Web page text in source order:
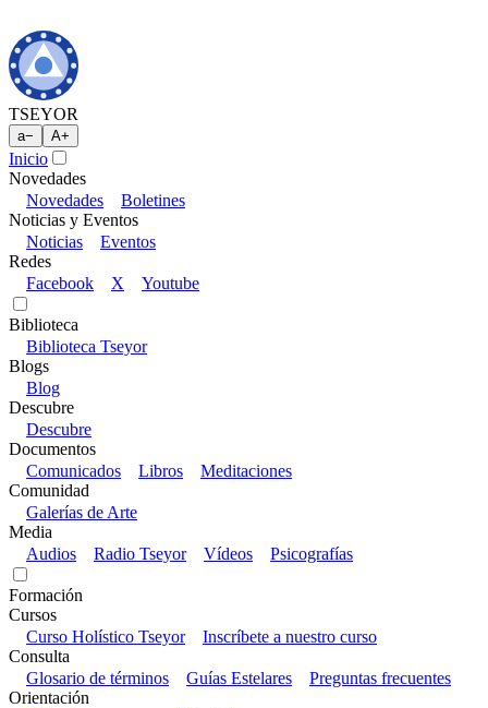
TSEYOR
a− A+
Inicio
Novedades
Novedades
Boletines
Noticias y Eventos
Noticias
Eventos
Redes
Facebook
X Youtube
Biblioteca
Biblioteca Tseyor
Blogs
Blog
Descubre
Descubre
Documentos
Comunicados
Libros
Meditaciones
Comunidad
Galerías de Arte
Media
Audios
Radio Tseyor Vídeos Psicografías
Formación
Cursos
Curso Holístico Tseyor
Inscríbete a nuestro curso
Consulta
Glosario de términos
Guías Estelares
Preguntas frecuentes
Orientación